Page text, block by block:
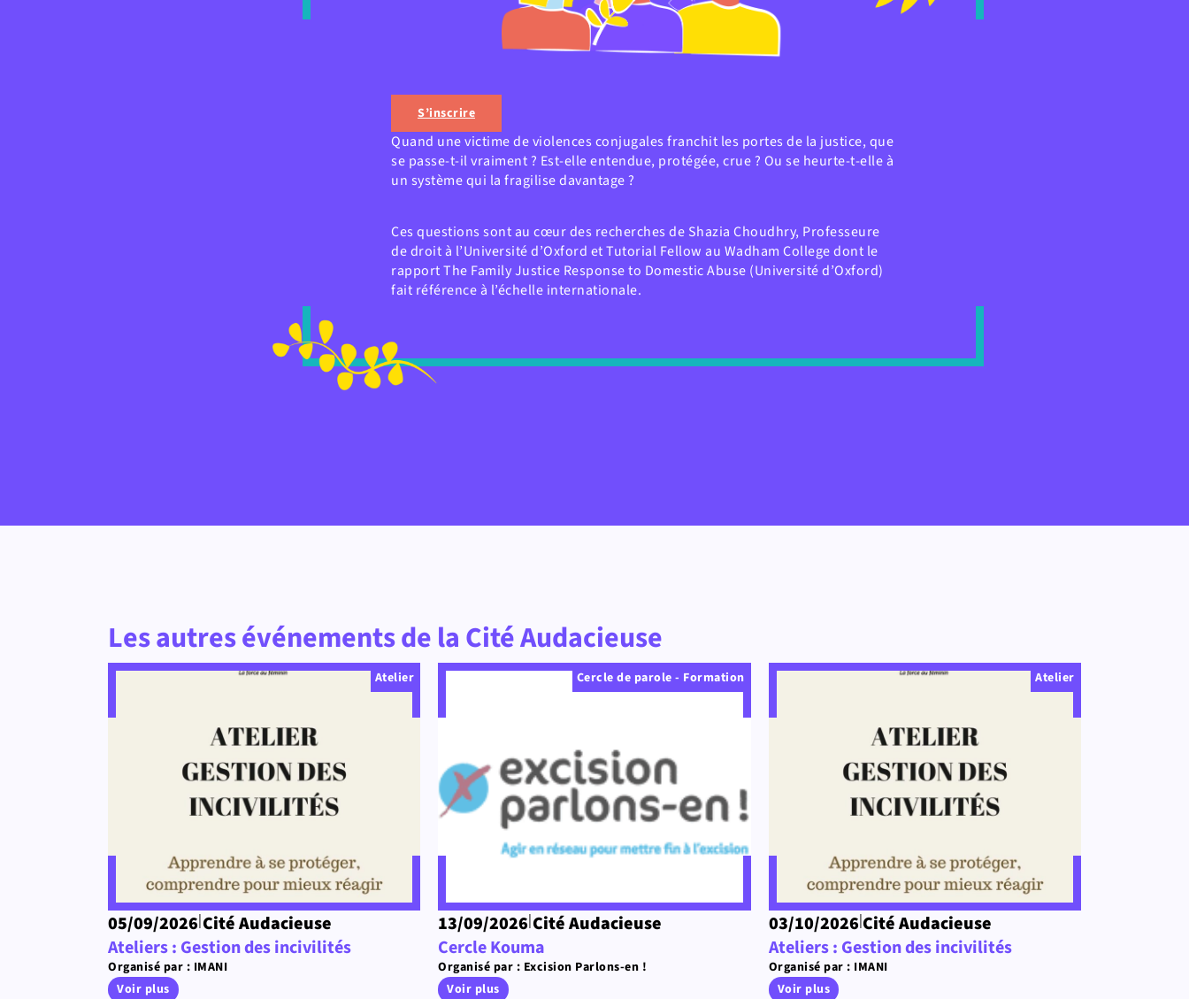
S’inscrire
Quand une victime de violences conjugales franchit les portes de la justice, que
se passe-t-il vraiment ? Est-elle entendue, protégée, crue ? Ou se heurte-t-elle à
un système qui la fragilise davantage ?
Ces questions sont au cœur des recherches de Shazia Choudhry, Professeure
de droit à l’Université d’Oxford et Tutorial Fellow au Wadham College dont le
rapport The Family Justice Response to Domestic Abuse (Université d’Oxford)
fait référence à l’échelle internationale.
Les autres événements de la Cité Audacieuse
Atelier
05/09/2026|Cité Audacieuse
Ateliers : Gestion des incivilités
Organisé par : IMANI
Voir plus
Cercle de parole - Formation
13/09/2026|Cité Audacieuse
Cercle Kouma
Organisé par : Excision Parlons-en !
Voir plus
Atelier
03/10/2026|Cité Audacieuse
Ateliers : Gestion des incivilités
Organisé par : IMANI
Voir plus